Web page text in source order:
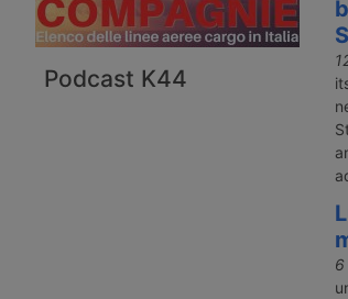
Podcast K44
6